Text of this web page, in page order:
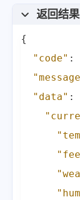
返回结果
{
"code" :
"data" :